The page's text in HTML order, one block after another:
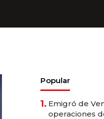
Popular
1. Emigró de
operaciones